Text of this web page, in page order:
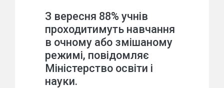
З вересня 88% учнів
проходитимуть навчання
в очному або змішаному
режимі, повідомляє
Міністерство освіти і
науки.